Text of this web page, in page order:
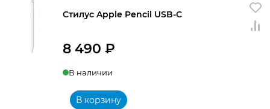
Стилус Apple Pencil USB-C
8 490 ₽
В наличии
В корзину